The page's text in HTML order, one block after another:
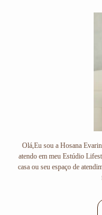
Olá,Eu sou a Hosana
atendo em meu Estúdio
casa ou seu espaço de